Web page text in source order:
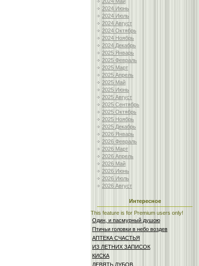
2024 Июнь
2024 Июль
2024 Август
2024 Октябрь
2024 Ноябрь
2024 Декабрь
2025 Январь
2025 Февраль
2025 Март
2025 Апрель
2025 Май
2025 Июнь
2025 Август
2025 Сентябрь
2025 Октябрь
2025 Ноябрь
2025 Декабрь
2026 Январь
2026 Февраль
2026 Март
2026 Апрель
2026 Май
2026 Июнь
2026 Июль
2026 Август
Интересное
This feature is for Premium users only!
Один, и пасмурный душою
Птичьи головки в небо воздев
АПТЕКА СЧАСТЬЯ
ИЗ ЛЕТНИХ ЗАПИСОК
КИСКА
ДЕВЯТЬ ДУБОВ